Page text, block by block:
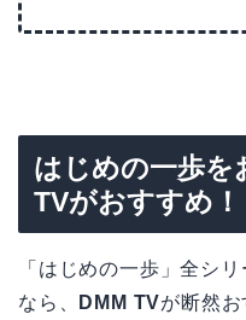
はじめの一歩を
TVがおすすめ！
「はじめの一歩」全シ
なら、
DMM TVが断然